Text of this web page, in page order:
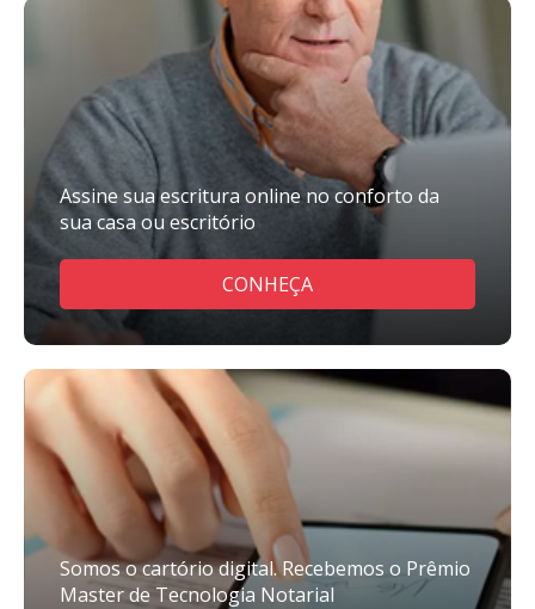
Assine sua escritura online no conforto da
sua casa ou escritório
CONHEÇA
Somos o cartório digital. Recebemos o Prêmio
Master de Tecnologia Notarial